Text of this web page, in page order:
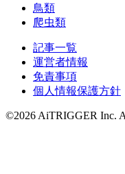
鳥類
爬虫類
記事一覧
運営者情報
免責事項
個人情報保護方針
©2026 AiTRIGGER Inc.